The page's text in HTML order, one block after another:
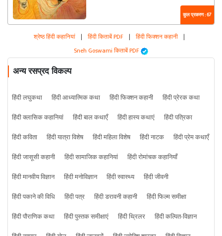
कुल प्रकरण : 67
श्रेष्ठ हिंदी कहानियां | हिंदी किताबें PDF | हिंदी फिक्शन कहानी |
Sneh Goswami किताबें PDF
अन्य रसप्रद विकल्प
हिंदी लघुकथा हिंदी आध्यात्मिक कथा हिंदी फिक्शन कहानी
हिंदी प्रेरक कथा
हिंदी क्लासिक कहानियां
हिंदी बाल कथाएँ हिंदी हास्य कथाएं
हिंदी पत्रिका
हिंदी कविता
हिंदी यात्रा विशेष हिंदी महिला विशेष हिंदी नाटक
हिंदी प्रेम कथाएँ
हिंदी जासूसी कहानी
हिंदी सामाजिक कहानियां
हिंदी रोमांचक कहानियाँ
हिंदी मानवीय विज्ञान
हिंदी मनोविज्ञान हिंदी स्वास्थ्य
हिंदी जीवनी
हिंदी पकाने की विधि
हिंदी पत्र हिंदी डरावनी कहानी
हिंदी फिल्म समीक्षा
हिंदी पौराणिक कथा
हिंदी पुस्तक समीक्षाएं हिंदी थ्रिलर
हिंदी कल्पित-विज्ञान